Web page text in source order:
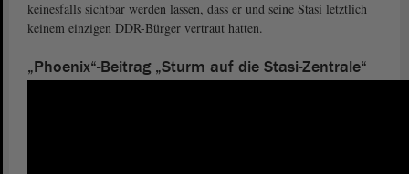
keinesfalls sichtbar werden lassen, dass er und seine Stasi letztlich
keinem einzigen DDR-Bürger vertraut hatten.
„Phoenix“-Beitrag „Sturm auf die Stasi-Zentrale“